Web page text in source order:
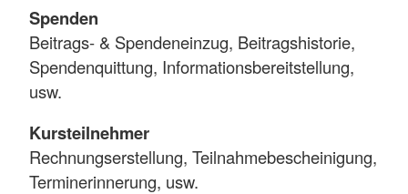
Spenden
Beitrags- & Spendeneinzug, Beitragshistorie,
Spendenquittung, Informationsbereitstellung,
usw.
Kursteilnehmer
Rechnungserstellung, Teilnahmebescheinigung,
Terminerinnerung, usw.